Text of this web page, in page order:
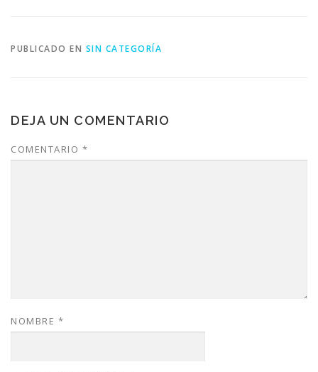
PUBLICADO EN SIN CATEGORÍA
DEJA UN COMENTARIO
COMENTARIO *
NOMBRE *